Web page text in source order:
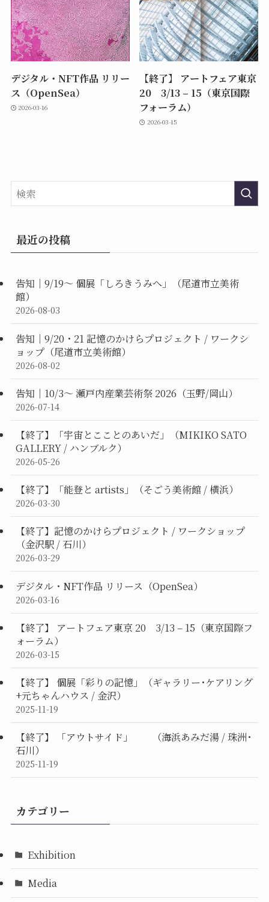
デジタル・NFT作品 リリー
ス（OpenSea）
2026-03-16
【終了】 アートフェア東京
20 3/13 – 15（東京国際
フォーラム）
2026-03-15
最近の投稿
告知｜9/19〜 個展「しろきうみへ」（尾道市立美術
館）
2026-08-03
告知｜9/20・21 記憶のかけらプロジェクト / ワークシ
ョップ（尾道市立美術館）
2026-08-02
告知｜10/3〜 瀬戸内産業芸術祭 2026（玉野/岡山）
2026-07-14
【終了】「宇宙とこことのあいだ」（MIKIKO SATO
GALLERY / ハンブルク）
2026-05-26
【終了】「能登と artists」（そごう美術館 / 横浜）
2026-03-30
【終了】記憶のかけらプロジェクト / ワークショップ
（金沢駅 / 石川）
2026-03-29
デジタル・NFT作品 リリース（OpenSea）
2026-03-16
【終了】 アートフェア東京 20 3/13 – 15（東京国際フ
ォーラム）
2026-03-15
【終了】 個展「彩りの記憶」（ギャラリー･ケアリング
+元ちゃんハウス / 金沢）
2025-11-19
【終了】 「アウトサイド」 （海浜あみだ湯 / 珠洲･
石川）
2025-11-19
カテゴリー
Exhibition
Media